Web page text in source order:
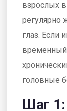
взрослых
регулярно
глаз. Если
временный
головные
Шаг